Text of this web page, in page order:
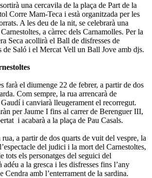
una cercavila de la plaça de Part de la
Corre Mam-Teca i està organitzada per les
A les deu de la nit, se celebrarà una
a càrrec dels Carnamolles. Per la
Seca acollirà el Ball de disfresses de
de Saló i el Mercat Vell un Ball Jove amb djs.
farà el diumenge 22 de febrer, a partir de dos
Com sempre, la rua arrencarà de
i canviarà lleugerament el recorregut.
per Jaume I fins al carrer de Berenguer III,
i acabarà a la plaça de Pau Casals.
a partir de dos quarts de vuit del vespre, la
del judici i la mort del Carnestoltes,
tots els personatges del seguici del
adéu a la gresca i les disfresses fins l’any
Cendra amb l’enterrament de la sardina.